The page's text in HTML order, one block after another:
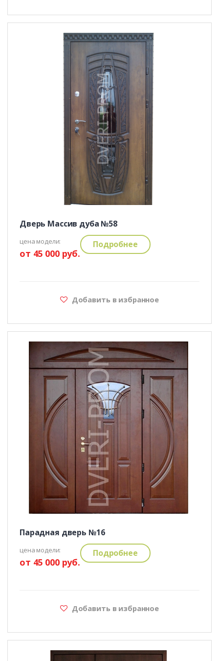
Дверь Массив дуба №58
цена модели:
от 45 000 руб.
Подробнее
Добавить в избранное
Парадная дверь №16
цена модели:
от 45 000 руб.
Подробнее
Добавить в избранное